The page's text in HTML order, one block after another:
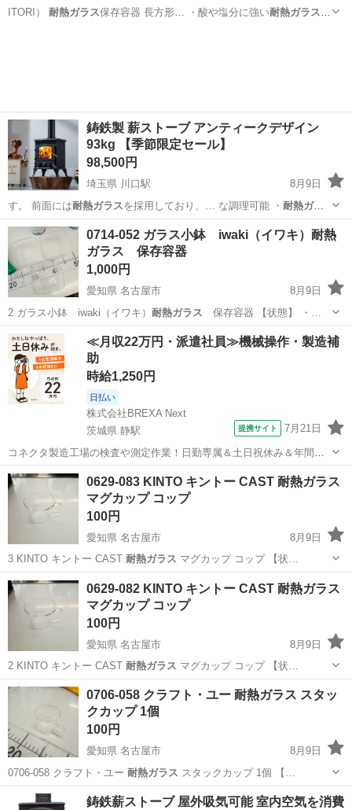
ITORI） 耐熱ガラス保存容器 長方形… ・酸や塩分に強い耐熱ガラス製
鋳鉄製 薪ストーブ アンティークデザイン
93kg 【季節限定セール】
98,500円
埼玉県 川口駅
8月9日
す。 前面には耐熱ガラス を採用しており、… な調理可能 ・ 耐熱ガラ
ス
採用 ・独立灰…
埼玉 川口市 季節、空調家電
0714-052 ガラス小鉢 iwaki（イワキ）耐熱
ガラス 保存容器
1,000円
愛知県 名古屋市
8月9日
2 ガラス小鉢 iwaki（イワキ） 耐熱ガラス 保存容器 【状態】 ・…
愛知 名古屋市 食器 iwaki
≪月収22万円・派遣社員≫機械操作・製造補
助
時給1,250円
日払い
株式会社BREXA Next
茨城県 静駅
提携サイト 7月21日
コネクタ製造工場の検査や測定作業！日勤専属＆土日祝休み＆年間休
日128日★クリーンルーム内作業★マイカー通勤OK＆無料駐車場あり
★就業先食堂利用可！日払い制度あり！《茨城県常陸大宮市》 人気の
工場のお仕事 ◇コネクタ製造工...
茨城 常陸大宮市 その他
0629-083 KINTO キントー CAST 耐熱ガラス
マグカップ コップ
100円
愛知県 名古屋市
8月9日
3 KINTO キントー CAST 耐熱ガラス マグカップ コップ 【状…
愛知 名古屋市 キントー
0629-082 KINTO キントー CAST 耐熱ガラス
マグカップ コップ
100円
愛知県 名古屋市
8月9日
2 KINTO キントー CAST 耐熱ガラス マグカップ コップ 【状…
愛知 名古屋市 キントー
0706-058 クラフト・ユー 耐熱ガラス スタッ
クカップ 1個
100円
愛知県 名古屋市
8月9日
0706-058 クラフト・ユー 耐熱ガラス スタックカップ 1個 【…
愛知 名古屋市 食器 耐熱ガラス
鋳鉄薪ストーブ 屋外吸気可能 室内空気を消費